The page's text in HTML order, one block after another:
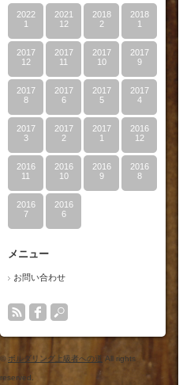
2022
1
2021
12
2018
2
2018
1
2017
12
2017
11
2017
10
2017
9
2017
8
2017
6
2017
5
2017
4
2017
3
2017
2
2017
1
2016
12
2016
11
2016
10
2016
9
2016
8
2016
7
2016
6
メニュー
お問い合わせ
© ボルダリング上級者への道 All rights
reserved.